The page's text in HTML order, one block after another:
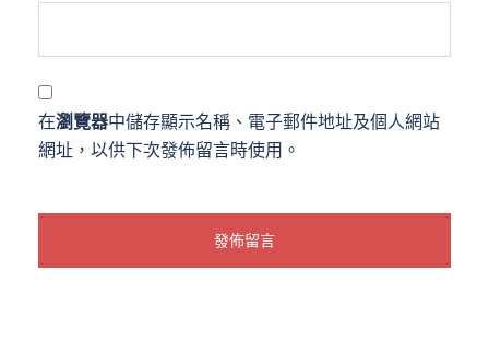
在瀏覽器中儲存顯示名稱、電子郵件地址及個人網站
網址，以供下次發佈留言時使用。